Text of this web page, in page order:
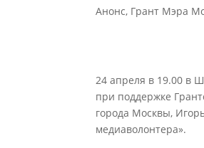
Анонс, Грант Мэра
24 апреля в 19.00 в
при поддержке
города Москвы,
медиаволонтера».